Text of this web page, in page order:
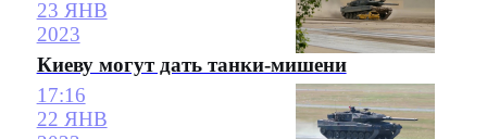
23 ЯНВ
2023
Киеву могут дать танки-мишени
17:16
22 ЯНВ